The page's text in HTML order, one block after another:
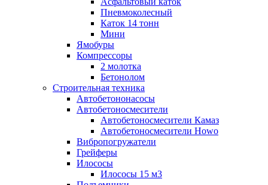
Пневмоколесный
Каток 14 тонн
Мини
Ямобуры
Компрессоры
2 молотка
Бетонолом
Строительная техника
Автобетононасосы
Автобетоносмесители
Автобетоносмесители Камаз
Автобетоносмесители Howo
Вибропогружатели
Грейферы
Илососы
Илососы 15 м3